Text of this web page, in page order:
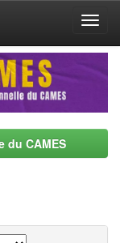
du CAMES